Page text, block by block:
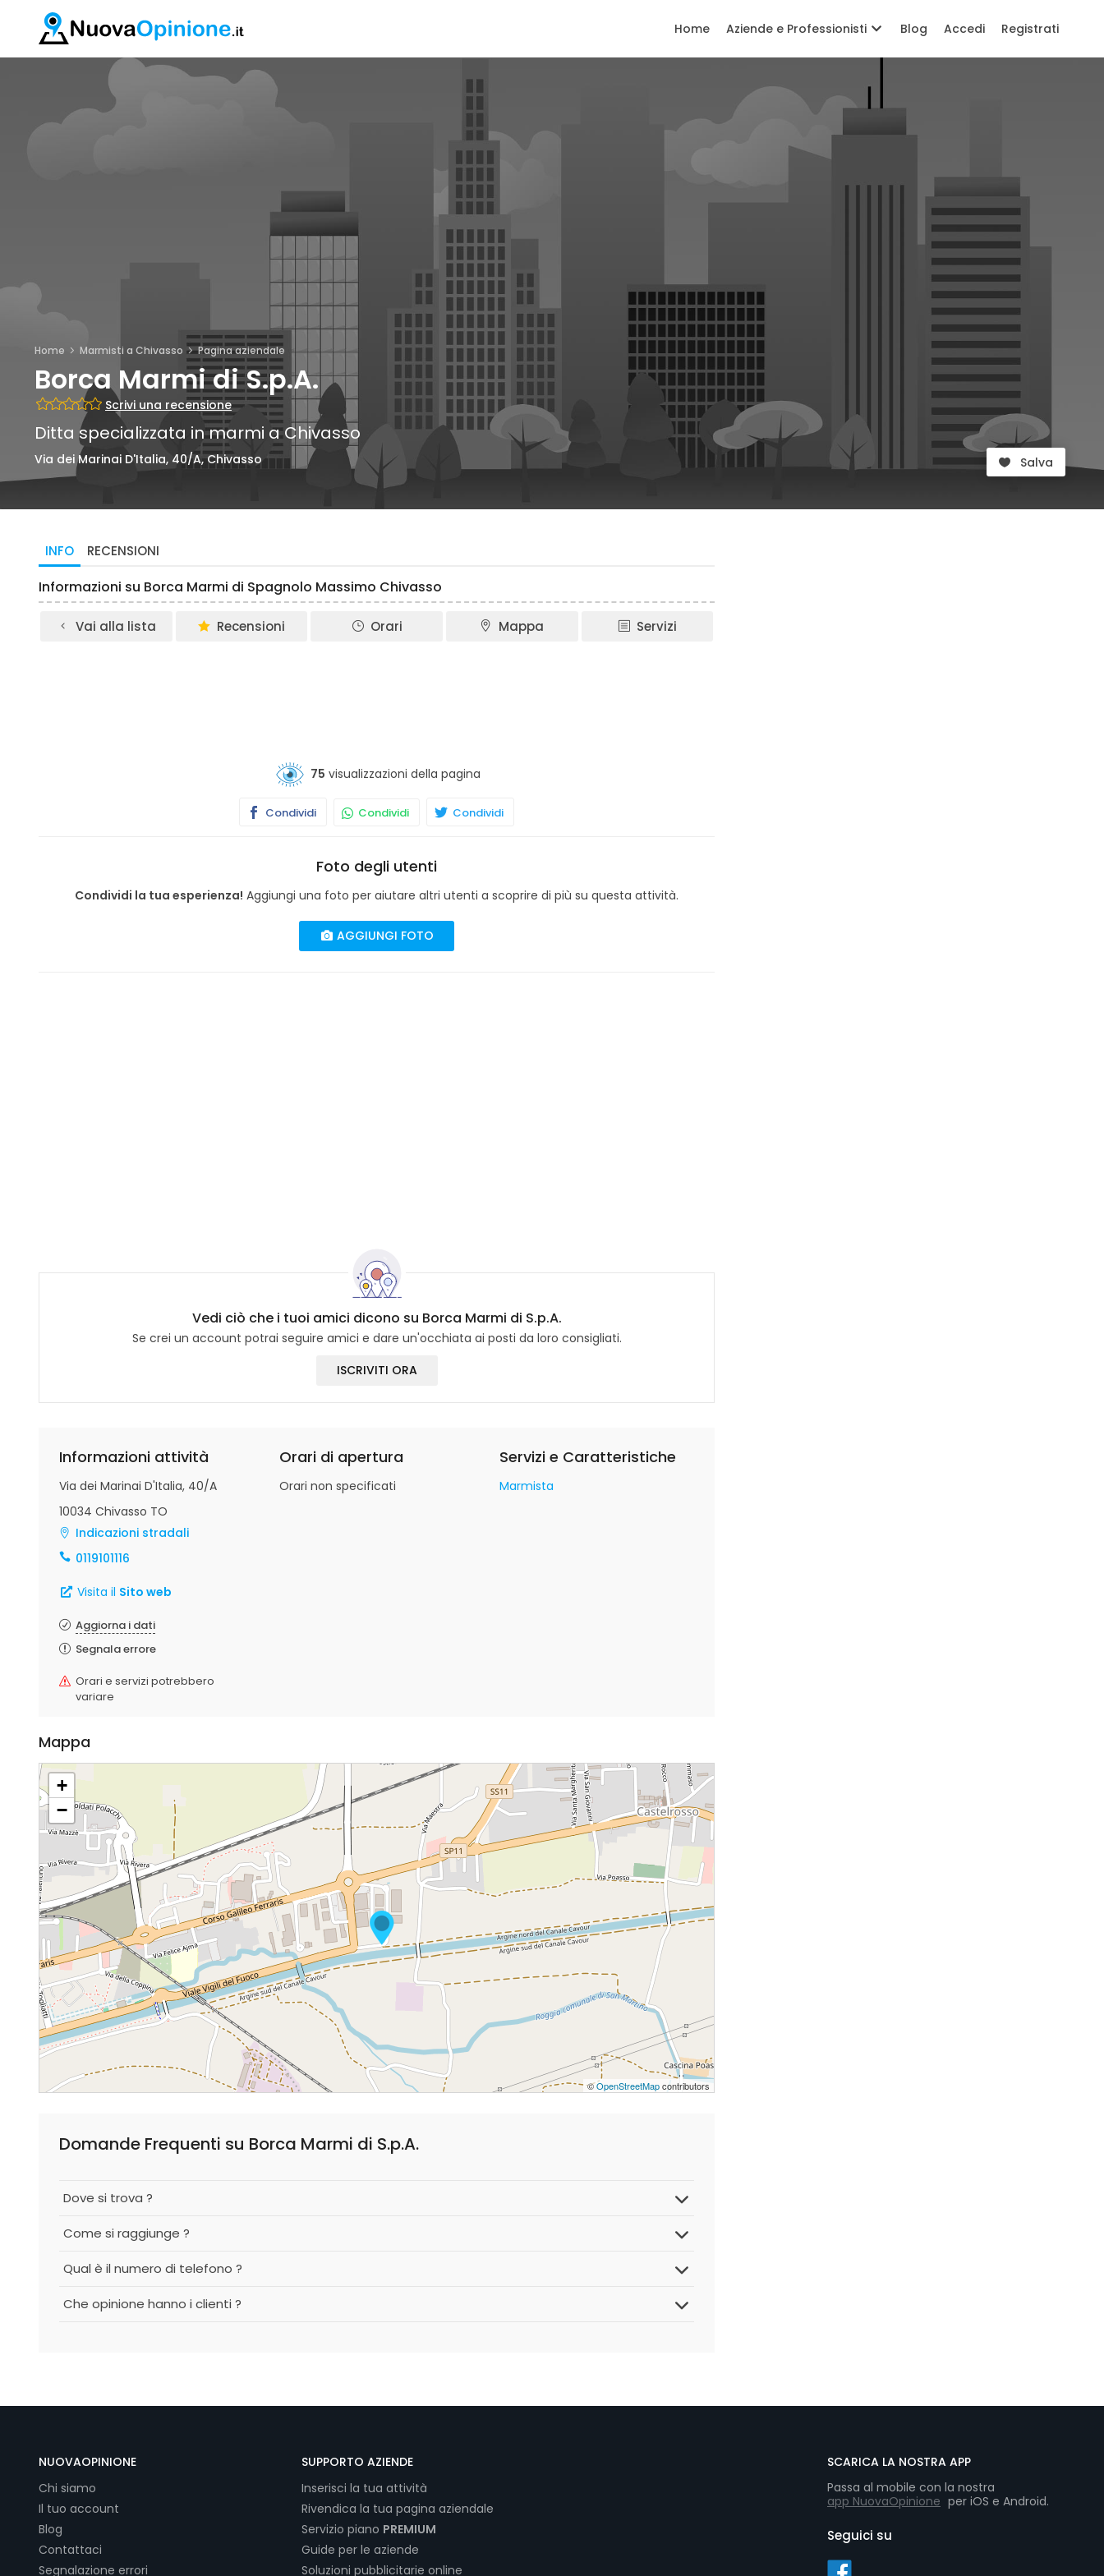
Home Aziende e Professionisti Blog Accedi Registrati
Home Marmisti a Chivasso Pagina aziendale
Borca Marmi di S.p.A.
Scrivi una recensione
Ditta specializzata in marmi a Chivasso
Via dei Marinai D'Italia, 40/A, Chivasso Salva
INFO RECENSIONI
Informazioni su Borca Marmi di Spagnolo Massimo Chivasso
Vai alla lista Recensioni Orari Mappa Servizi
75 visualizzazioni della pagina
Condividi Condividi Condividi
Foto degli utenti
Condividi la tua esperienza! Aggiungi una foto per aiutare altri utenti a scoprire di più su questa attività.
AGGIUNGI FOTO
Vedi ciò che i tuoi amici dicono su Borca Marmi di S.p.A.
Se crei un account potrai seguire amici e dare un'occhiata ai posti da loro consigliati.
ISCRIVITI ORA
Informazioni attività
Via dei Marinai D'Italia, 40/A
10034 Chivasso TO
Indicazioni stradali
0119101116
Visita il Sito web
Aggiorna i dati
Segnala errore
Orari e servizi potrebbero
variare
Orari di apertura
Orari non specificati
Servizi e Caratteristiche
Marmista
Mappa
+
−
©OpenStreetMapcontributors
Domande Frequenti su Borca Marmi di S.p.A.
Dove si trova ?
Come si raggiunge ?
Qual è il numero di telefono ?
Che opinione hanno i clienti ?
NUOVAOPINIONE
Chi siamo
Il tuo account
Blog
Contattaci
Segnalazione errori
SUPPORTO AZIENDE
Inserisci la tua attività
Rivendica la tua pagina aziendale
Servizio piano PREMIUM
Guide per le aziende
Soluzioni pubblicitarie online
SCARICA LA NOSTRA APP
Passa al mobile con la nostra
app NuovaOpinione per iOS e Android.
Seguici su